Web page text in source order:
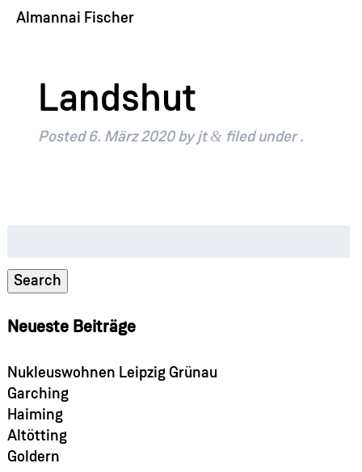
Almannai Fischer
Landshut
Posted 6. März 2020byjt & filed under .
Search
Neueste Beiträge
Nukleuswohnen Leipzig Grünau
Garching
Haiming
Altötting
Goldern